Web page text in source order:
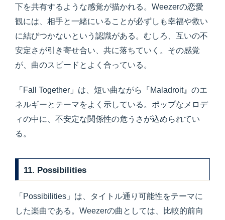
下を共有するような感覚が描かれる。Weezerの恋愛
観には、相手と一緒にいることが必ずしも幸福や救い
に結びつかないという認識がある。むしろ、互いの不
安定さが引き寄せ合い、共に落ちていく。その感覚
が、曲のスピードとよく合っている。
「Fall Together」は、短い曲ながら『Maladroit』のエ
ネルギーとテーマをよく示している。ポップなメロデ
ィの中に、不安定な関係性の危うさが込められてい
る。
11. Possibilities
「Possibilities」は、タイトル通り可能性をテーマに
した楽曲である。Weezerの曲としては、比較的前向